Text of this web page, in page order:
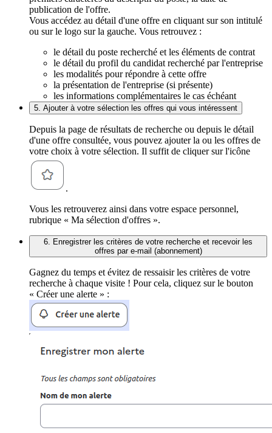
publication de l'offre.
Vous accédez au détail d'une offre en cliquant sur son intitulé
ou sur le logo sur la gauche. Vous retrouvez :
le détail du poste recherché et les éléments de contrat
le détail du profil du candidat recherché par l'entreprise
les modalités pour répondre à cette offre
la présentation de l'entreprise (si présente)
les informations complémentaires le cas échéant
5. Ajouter à votre sélection les offres qui vous intéressent
Depuis la page de résultats de recherche ou depuis le détail
d'une offre consultée, vous pouvez ajouter la ou les offres de
votre choix à votre sélection. Il suffit de cliquer sur l'icône
.
Vous les retrouverez ainsi dans votre espace personnel,
rubrique « Ma sélection d'offres ».
6. Enregistrer les critères de votre recherche et recevoir les
offres par e-mail (abonnement)
Gagnez du temps et évitez de ressaisir les critères de votre
recherche à chaque visite ! Pour cela, cliquez sur le bouton
« Créer une alerte » :